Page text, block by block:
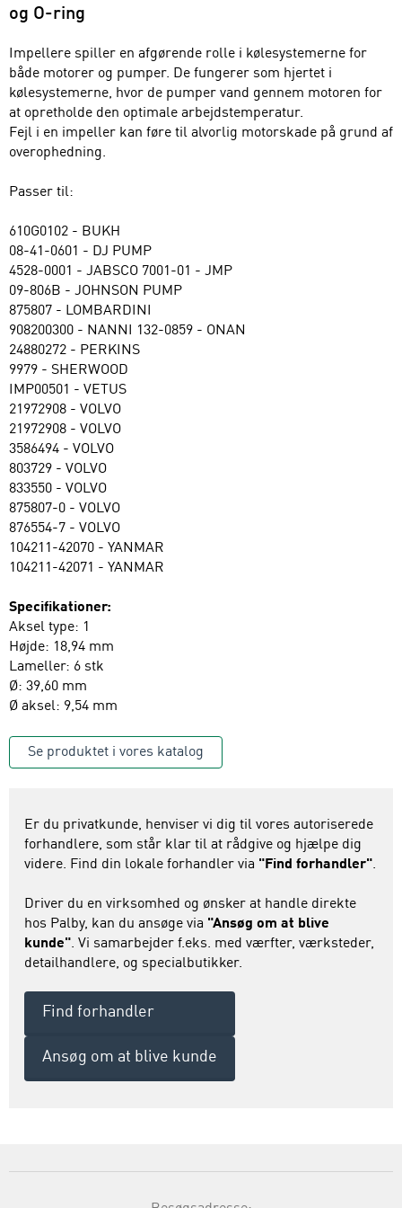
og O-ring
Impellere spiller en afgørende rolle i kølesystemerne for
både motorer og pumper. De fungerer som hjertet i
kølesystemerne, hvor de pumper vand gennem motoren for
at opretholde den optimale arbejdstemperatur.
Fejl i en impeller kan føre til alvorlig motorskade på grund af
overophedning.
Passer til:
610G0102 - BUKH
08-41-0601 - DJ PUMP
4528-0001 - JABSCO 7001-01 - JMP
09-806B - JOHNSON PUMP
875807 - LOMBARDINI
908200300 - NANNI 132-0859 - ONAN
24880272 - PERKINS
9979 - SHERWOOD
IMP00501 - VETUS
21972908 - VOLVO
21972908 - VOLVO
3586494 - VOLVO
803729 - VOLVO
833550 - VOLVO
875807-0 - VOLVO
876554-7 - VOLVO
104211-42070 - YANMAR
104211-42071 - YANMAR
Specifikationer:
Aksel type: 1
Højde: 18,94 mm
Lameller: 6 stk
Ø: 39,60 mm
Ø aksel: 9,54 mm
Se produktet i vores katalog
Er du privatkunde, henviser vi dig til vores autoriserede
forhandlere, som står klar til at rådgive og hjælpe dig
videre. Find din lokale forhandler via "Find forhandler".
Driver du en virksomhed og ønsker at handle direkte
hos Palby, kan du ansøge via "Ansøg om at blive
kunde". Vi samarbejder f.eks. med værfter, værksteder,
detailhandlere, og specialbutikker.
Find forhandler
Ansøg om at blive kunde